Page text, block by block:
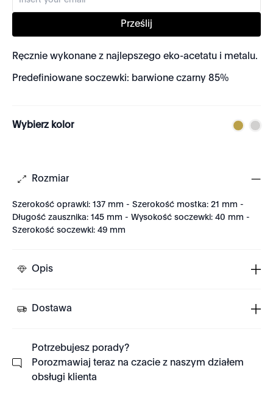
Prześlij
Ręcznie wykonane z najlepszego eko-acetatu i metalu.
Predefiniowane soczewki: barwione czarny 85%
Wybierz kolor
Rozmiar
Szerokość oprawki: 137 mm - Szerokość mostka: 21 mm -
Długość zausznika: 145 mm - Wysokość soczewki: 40 mm -
Szerokość soczewki: 49 mm
Opis
Dostawa
Potrzebujesz porady?
Porozmawiaj teraz na czacie z naszym działem
obsługi klienta